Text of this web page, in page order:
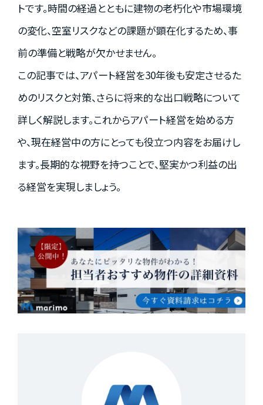
資料請求はこちら
コンテンツポリシー
トです。時間の経過とともに建物の老朽化や市場環境
の変化、空室リスクなどの課題が顕在化するため、事
前の準備と戦略が欠かせません。
この記事では、アパート経営を30年後も安定させるた
めのリスクと対策、さらに将来的な出口戦略について
詳しく解説します。これからアパート経営を始める方
や、現在経営中の方にとっても役立つ内容をお届けし
ます。長期的な視野を持つことで、堅実かつ利益の出
る経営を実現しましょう。